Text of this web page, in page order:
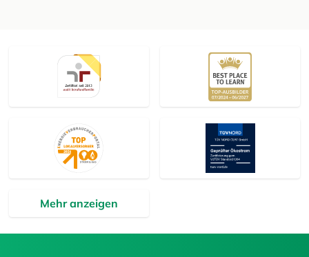
Mehr anzeigen